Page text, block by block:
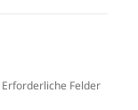
Erforderliche Felder